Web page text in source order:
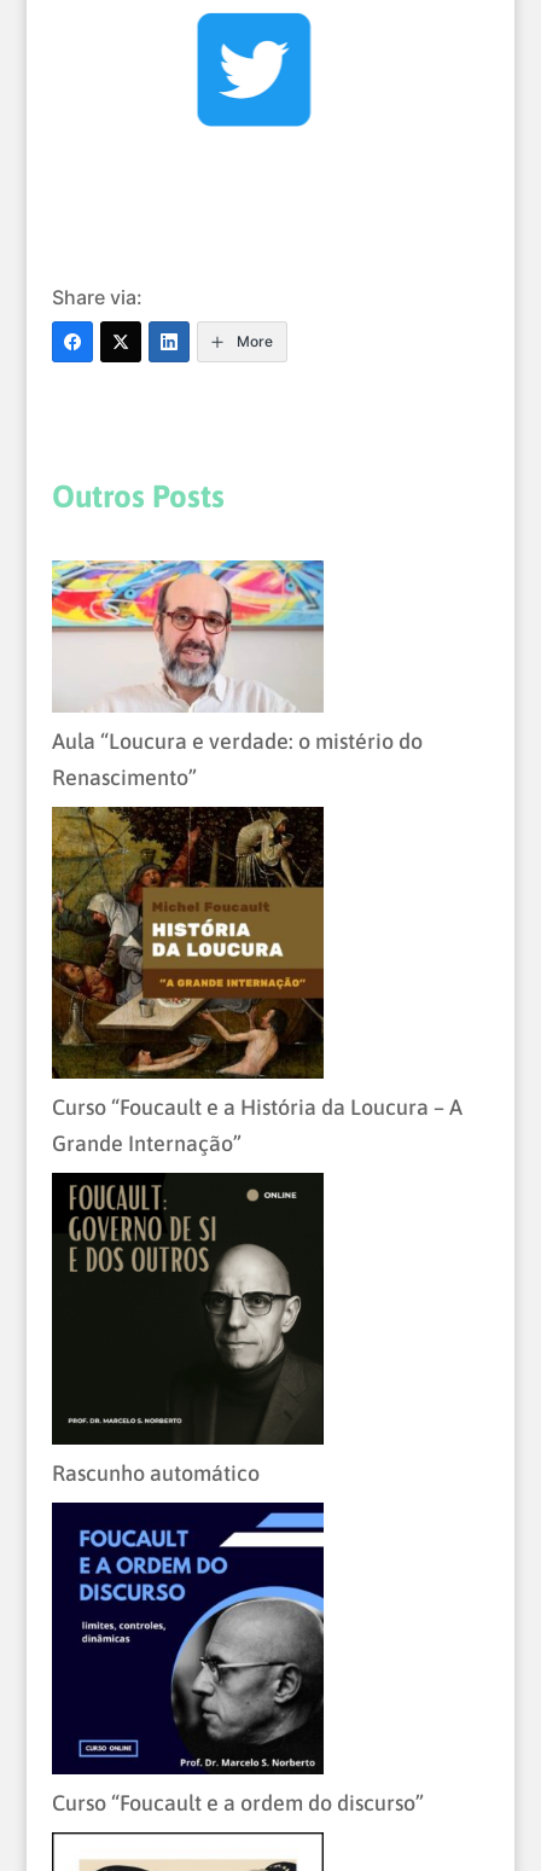
Share via:
More
Outros Posts
Aula “Loucura e verdade: o mistério do
Renascimento”
Curso “Foucault e a História da Loucura – A
Grande Internação”
Rascunho automático
Curso “Foucault e a ordem do discurso”